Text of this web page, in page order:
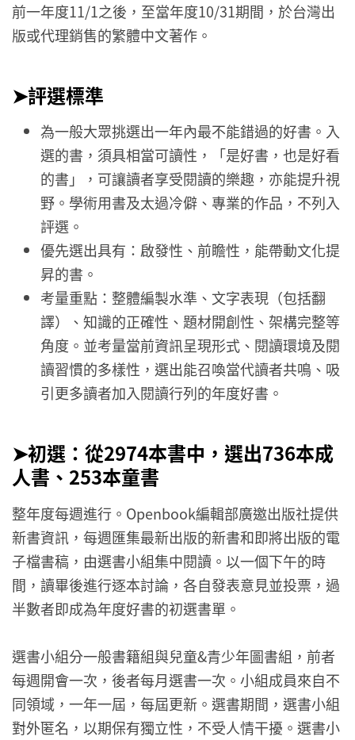
前一年度11/1之後，至當年度10/31期間，於台灣出
版或代理銷售的繁體中文著作。
➤評選標準
為一般大眾挑選出一年內最不能錯過的好書。入
選的書，須具相當可讀性，「是好書，也是好看
的書」，可讓讀者享受閱讀的樂趣，亦能提升視
野。學術用書及太過冷僻、專業的作品，不列入
評選。
優先選出具有：啟發性、前瞻性，能帶動文化提
昇的書。
考量重點：整體編製水準、文字表現（包括翻
譯）、知識的正確性、題材開創性、架構完整等
角度。並考量當前資訊呈現形式、閱讀環境及閱
讀習慣的多樣性，選出能召喚當代讀者共鳴、吸
引更多讀者加入閱讀行列的年度好書。
➤初選：從2974本書中，選出736本成
人書、253本童書
整年度每週進行。Openbook編輯部廣邀出版社提供
新書資訊，每週匯集最新出版的新書和即將出版的電
子檔書稿，由選書小組集中閱讀。以一個下午的時
間，讀畢後進行逐本討論，各自發表意見並投票，過
半數者即成為年度好書的初選書單。
選書小組分一般書籍組與兒童&青少年圖書組，前者
每週開會一次，後者每月選書一次。小組成員來自不
同領域，一年一屆，每屆更新。選書期間，選書小組
對外匿名，以期保有獨立性，不受人情干擾。選書小